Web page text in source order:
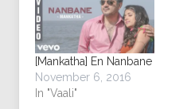
[Mankatha] En Nanbane
November 6, 2016
In "Vaali"